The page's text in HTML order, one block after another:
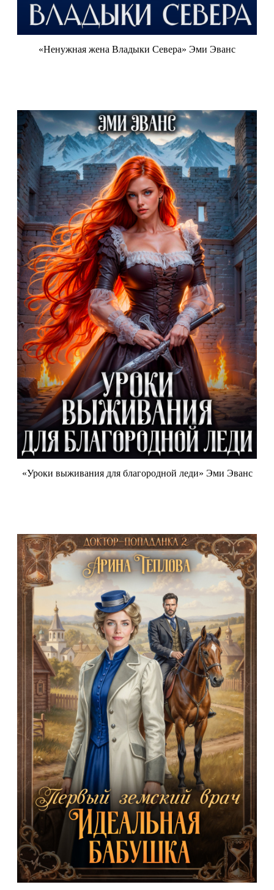
«Ненужная жена Владыки Севера» Эми Эванс
«Уроки выживания для благородной леди» Эми Эванс